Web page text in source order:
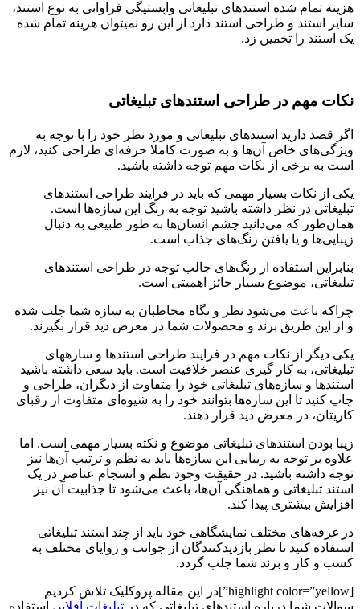
هزینه تمام شده استندهای تبلیغاتی وابستیگی فراوانی به نوع استند،
سایز استند و طراحی استند دارد از این رو نمیتوان هزینه تمام شده
یک استند را تخمین زد.
نکات مهم در طراحی استندهای تبلیغاتی
اگر قصد دارید استندهای تبلیغاتی و مورد نظر خود را با توجه به
ویژگی‌های خاص آن‌ها و به صورت کاملا حرفه‌ای طراحی کنید، لازم
است به برخی از نکات مهم توجه داشته باشید.
یکی از نکات بسیار مهمی که باید در فرایند طراحی استندهای
تبلیغاتی در نظر داشته باشید توجه به رنگ این سازه‌ها است.
همان‌طور که می‌دانید چشم انسان‌ها به‌ طور طبیعی به‌ دنبال
زیبایی‌ها و یا یافتن رنگ‌های جذاب است.
بنابراین استفاده از رنگ‌های جالب توجه در طراحی استندهای
تبلیغاتی، موضوع بسیار حائز اهمیتی است.
چراکه باعث می‌شود نظر و نگاه مخاطبان به سازه‌ شما جلب شده
و از این طریق برند و محصولات شما در معرض دید قرار بگیرند.
یکی دیگر از نکات مهم در فرایند طراحی استندها و سازه­های
تبلیغاتی، به کار گیری عنصر خلاقیت است. باید سعی داشته باشید
استندها و سازه‌های تبلیغاتی خود را متفاوت از دیگران، طراحی و
چاپ کنید تا این سازه‌ها بتوانند خود را به شیوه‌ای متفاوت از رقبای
کاریتان، در معرض دید قرار دهند.
زیبا بودن استندهای تبلیغاتی موضوع و نکته بسیار مهمی است. اما
علاوه‌ بر توجه به زیبایی این سازه‌ها باید به نظم و ترتیب آن‌ها نیز
توجه داشته باشید. در حقیقت وجود نظم و انسجام عناصر در یک
استند تبلیغاتی و هماهنگی آن‌ها، باعث می‌شود تا جذابیت آن نیز
افزایش بیشتری پیدا کند.
در غرفه‌های مختلف نمایشگاهی خود باید از چند استند تبلیغاتی
استفاده کنید تا نظر بازدیدکنندگان از جوانب و زوایای مختلف به
کسب‌ و کار و برند شما جلب گردد.
[highlight color=”yellow”]در این مقاله پروکلیک تلاش کردیم
سوالات شما درباره استندهای تبلیغاتی که در تبلیغات آفلاین استفاده